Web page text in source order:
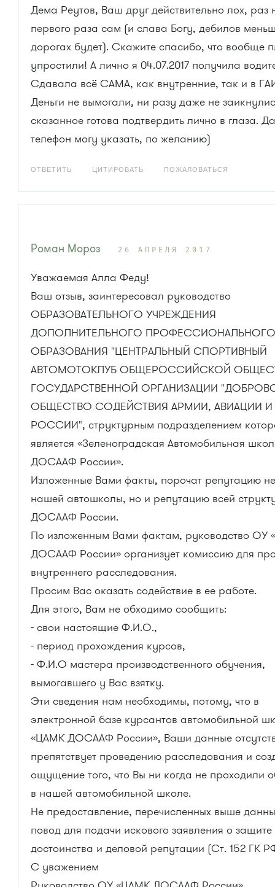
Дема Реутов, Ваш друг действительно лох, раз
первого раза сам (и слава Богу, дебилов
дорогах будет). Скажите спасибо, что вообще
упростили! А лично я 04.07.2017 получила
Сдавала всё САМА, как внутренние, так и в
Деньги не вымогали, ни разу даже не
сказанное готова подтвердить лично в глаза.
телефон могу указать, по желанию)
ОТВЕТИТЬ ЦИТИРОВАТЬ ПОЖАЛОВАТЬСЯ
Роман Мороз 26 АПРЕЛЯ 2017
Уважаемая Алла Феду!
Ваш отзыв, заинтересовал руководство
ОБРАЗОВАТЕЛЬНОГО УЧРЕЖДЕНИЯ
ДОПОЛНИТЕЛЬНОГО
ОБРАЗОВАНИЯ "ЦЕНТРАЛЬНЫЙ СПОРТИВНЫЙ
АВТОМОТОКЛУБ ОБЩЕРОССИЙСКОЙ
ГОСУДАРСТВЕННОЙ ОРГАНИЗАЦИИ
ОБЩЕСТВО СОДЕЙСТВИЯ АРМИИ, АВИАЦИИ
РОССИИ", структурным подразделением
является «Зеленоградская Автомобильная
ДОСААФ России».
Изложенные Вами факты, порочат репутацию
нашей автошколы, но и репутацию всей
ДОСААФ России.
По изложенным Вами фактам, руководство ОУ
ДОСААФ России» организует комиссию для
внутреннего расследования.
Просим Вас оказать содействие в ее работе.
Для этого, Вам не обходимо сообщить:
- свои настоящие Ф.И.О.,
- период прохождения курсов,
- Ф.И.О мастера производственного обучения,
вымогавшего у Вас взятку.
Эти сведения нам необходимы, потому, что в
электронной базе курсантов автомобильной
«ЦАМК ДОСААФ России», Ваши данные
препятствует проведению расследования и
ощущение того, что Вы ни когда не проходили
в нашей автомобильной школе.
Не предоставление, перечисленных выше
повод для подачи искового заявления о защите
достоинства и деловой репутации (Ст. 152 ГК
С уважением